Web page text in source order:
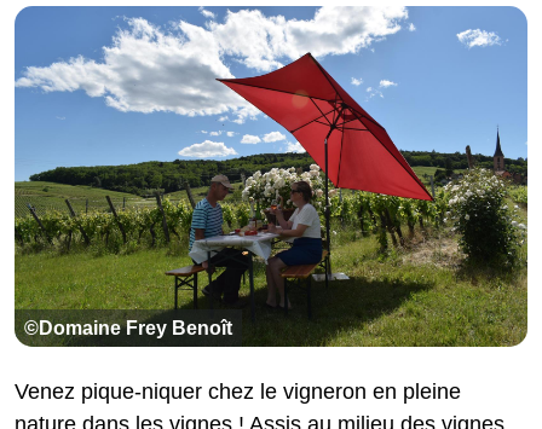
©Domaine Frey Benoît
Venez pique-niquer chez le vigneron en pleine